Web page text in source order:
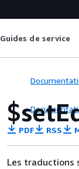
Guides de service
PDF RSS
Les traductions